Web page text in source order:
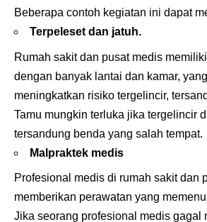
Beberapa contoh kegiatan ini dapat
Terpeleset dan jatuh.
Rumah sakit dan pusat medis
dengan banyak lantai dan kamar,
meningkatkan risiko tergelincir,
Tamu mungkin terluka jika tergelincir
tersandung benda yang salah tempat.
Malpraktek medis
Profesional medis di rumah sakit dan
memberikan perawatan yang
Jika seorang profesional medis gagal